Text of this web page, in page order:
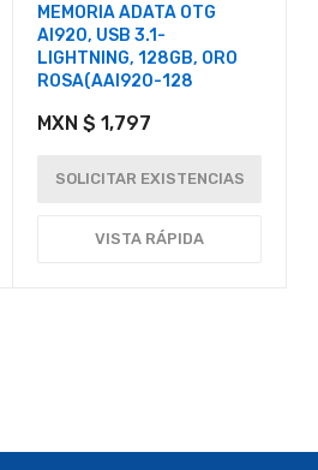
MEMORIA ADATA OTG
AI920, USB 3.1-
LIGHTNING, 128GB, ORO
ROSA(AAI920-128
MXN $ 1,797
SOLICITAR EXISTENCIAS
VISTA RÁPIDA